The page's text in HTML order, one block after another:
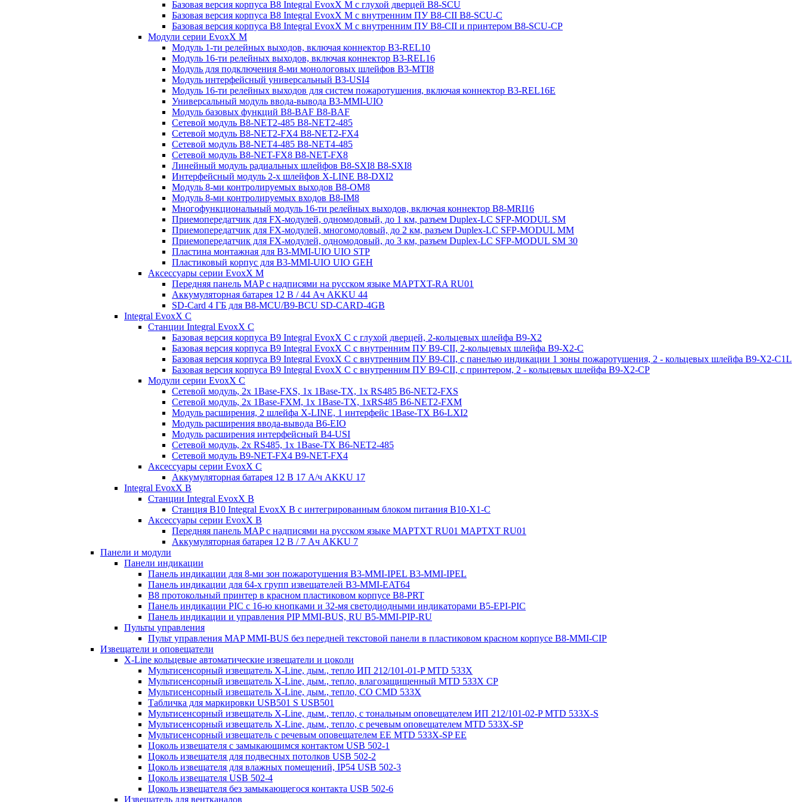
Базовая версия корпуса B8 Integral EvoxX M с глухой дверцей B8-SCU
Базовая версия корпуса B8 Integral EvoxX M с внутренним ПУ B8-CII B8-SCU-C
Базовая версия корпуса B8 Integral EvoxX M с внутренним ПУ B8-CII и принтером B8-SCU-CP
Модули серии EvoxX M
Модуль 1-ти релейных выходов, включая коннектор B3-REL10
Модуль 16-ти релейных выходов, включая коннектор B3-REL16
Модуль для подключения 8-ми монологовых шлейфов B3-MTI8
Модуль интерфейсный универсальный B3-USI4
Модуль 16-ти релейных выходов для систем пожаротушения, включая коннектор B3-REL16E
Универсальный модуль ввода-вывода B3-MMI-UIO
Модуль базовых функций B8-BAF B8-BAF
Сетевой модуль B8-NET2-485 B8-NET2-485
Сетевой модуль B8-NET2-FX4 B8-NET2-FX4
Сетевой модуль B8-NET4-485 B8-NET4-485
Сетевой модуль B8-NET-FX8 B8-NET-FX8
Линейный модуль радиальных шлейфов B8-SXI8 B8-SXI8
Интерфейсный модуль 2-х шлейфов X-LINE B8-DXI2
Модуль 8-ми контролируемых выходов B8-OM8
Модуль 8-ми контролируемых входов B8-IM8
Многофункциональный модуль 16-ти релейных выходов, включая коннектор B8-MRI16
Приемопередатчик для FX-модулей, одномодовый, до 1 км, разъем Duplex-LC SFP-MODUL SM
Приемопередатчик для FX-модулей, многомодовый, до 2 км, разъем Duplex-LC SFP-MODUL MM
Приемопередатчик для FX-модулей, одномодовый, до 3 км, разъем Duplex-LC SFP-MODUL SM 30
Пластина монтажная для B3-MMI-UIO UIO STP
Пластиковый корпус для B3-MMI-UIO UIO GEH
Аксессуары серии EvoxX M
Передняя панель MAP с надписями на русском языке MAPTXT-RA RU01
Аккумуляторная батарея 12 В / 44 Aч AKKU 44
SD-Card 4 ГБ для B8-MCU/B9-BCU SD-CARD-4GB
Integral EvoxX C
Станции Integral EvoxX C
Базовая версия корпуса B9 Integral EvoxX C с глухой дверцей, 2-кольцевых шлейфа B9-X2
Базовая версия корпуса B9 Integral EvoxX C с внутренним ПУ B9-CII, 2-кольцевых шлейфа B9-X2-C
Базовая версия корпуса B9 Integral EvoxX C с внутренним ПУ B9-CII, с панелью индикации 1 зоны пожаротушения, 2 - кольцевых шлейфа B9-X2-C1L
Базовая версия корпуса B9 Integral EvoxX C с внутренним ПУ B9-CII, с принтером, 2 - кольцевых шлейфа B9-X2-CP
Модули серии EvoxX C
Сетевой модуль, 2x 1Base-FXS, 1x 1Base-TX, 1x RS485 B6-NET2-FXS
Сетевой модуль, 2x 1Base-FXM, 1x 1Base-TX, 1xRS485 B6-NET2-FXM
Модуль расширения, 2 шлейфа X-LINE, 1 интерфейс 1Base-TX B6-LXI2
Модуль расширения ввода-вывода B6-EIO
Модуль расширения интерфейсный B4-USI
Сетевой модуль, 2x RS485, 1x 1Base-TX B6-NET2-485
Сетевой модуль B9-NET-FX4 B9-NET-FX4
Аксессуары серии EvoxX C
Аккумуляторная батарея 12 В 17 A/ч AKKU 17
Integral EvoxX B
Станции Integral EvoxX B
Станция B10 Integral EvoxX B с интегрированным блоком питания B10-X1-C
Аксессуары серии EvoxX B
Передняя панель MAP с надписями на русском языке MAPTXT RU01 MAPTXT RU01
Аккумуляторная батарея 12 В / 7 Aч AKKU 7
Панели и модули
Панели индикации
Панель индикации для 8-ми зон пожаротушения B3-MMI-IPEL B3-MMI-IPEL
Панель индикации для 64-х групп извещателей B3-MMI-EAT64
B8 протокольный принтер в красном пластиковом корпусе B8-PRT
Панель индикации PIC с 16-ю кнопками и 32-мя светодиодными индикаторами B5-EPI-PIC
Панель индикации и управления PIP MMI-BUS, RU B5-MMI-PIP-RU
Пульты управления
Пульт управления MAP MMI-BUS без передней текстовой панели в пластиковом красном корпусе B8-MMI-CIP
Извещатели и оповещатели
X-Line кольцевые автоматические извещатели и цоколи
Мультисенсорный извещатель X-Line, дым., тепло ИП 212/101-01-P MTD 533X
Мультисенсорный извещатель X-Line, дым., тепло, влагозащищенный MTD 533X CP
Мультисенсорный извещатель X-Line, дым., тепло, СО CMD 533X
Табличка для маркировки USB501 S USB501
Мультисенсорный извещатель X-Line, дым., тепло, с тональным оповещателем ИП 212/101-02-P MTD 533X-S
Мультисенсорный извещатель X-Line, дым., тепло, с речевым оповещателем MTD 533X-SP
Мультисенсорный извещатель с речевым оповещателем EE MTD 533X-SP EE
Цоколь извещателя с замыкающимся контактом USB 502-1
Цоколь извещателя для подвесных потолков USB 502-2
Цоколь извещателя для влажных помещений, IP54 USB 502-3
Цоколь извещателя USB 502-4
Цоколь извещателя без замыкающегося контакта USB 502-6
Извещатель для вентканалов